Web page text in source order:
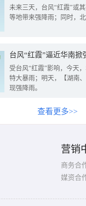
未来三天，台风“红霞”或
等地带来强降雨；同时，
台风“红霞”逼近华南
受台风“红霞”影响，今天
特大暴雨；明天，【湖南
现强降雨。
查看更多>>
营销
商务合
媒资合